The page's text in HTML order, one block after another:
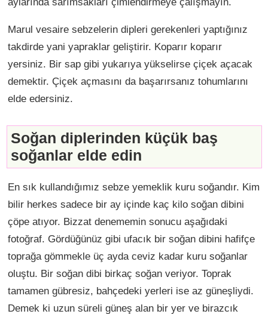
Marul vesaire sebzelerin dipleri gerekenleri yaptığınız
takdirde yani yapraklar geliştirir. Koparır koparır
yersiniz. Bir sap gibi yukarıya yükselirse çiçek açacak
demektir. Çiçek açmasını da başarırsanız tohumlarını
elde edersiniz.
Soğan diplerinden küçük baş
soğanlar elde edin
En sık kullandığımız sebze yemeklik kuru soğandır. Kim
bilir herkes sadece bir ay içinde kaç kilo soğan dibini
çöpe atıyor. Bizzat denememin sonucu aşağıdaki
fotoğraf. Gördüğünüz gibi ufacık bir soğan dibini hafifçe
toprağa gömmekle üç ayda ceviz kadar kuru soğanlar
oluştu. Bir soğan dibi birkaç soğan veriyor. Toprak
tamamen gübresiz, bahçedeki yerleri ise az güneşliydi.
Demek ki uzun süreli güneş alan bir yer ve birazcık